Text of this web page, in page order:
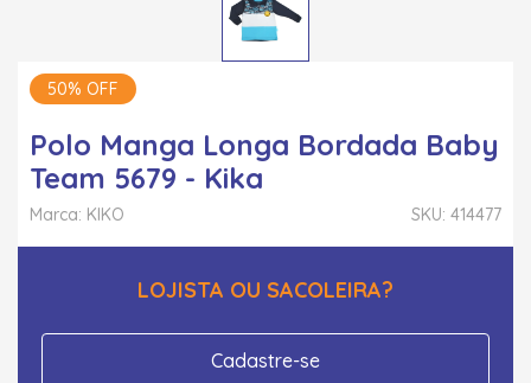
50% OFF
Polo Manga Longa Bordada Baby
Team 5679 - Kika
SKU: 414477
Marca: KIKO
LOJISTA OU SACOLEIRA?
Cadastre-se